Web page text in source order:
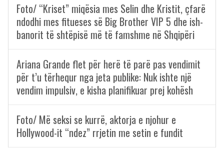
Foto/ “Kriset” miqësia mes Selin dhe Kristit, çfarë
ndodhi mes fitueses së Big Brother VIP 5 dhe ish-
banorit të shtëpisë më të famshme në Shqipëri
Ariana Grande flet për herë të parë pas vendimit
për t’u tërhequr nga jeta publike: Nuk ishte një
vendim impulsiv, e kisha planifikuar prej kohësh
Foto/ Më seksi se kurrë, aktorja e njohur e
Hollywood-it “ndez” rrjetin me setin e fundit